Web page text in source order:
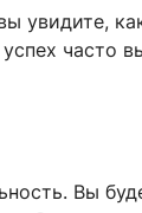
увидите,
часто
Вы